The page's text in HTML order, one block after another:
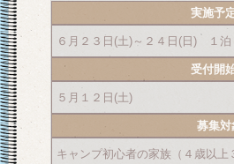
実施予
６月２３日(土)～２４日(日) １泊
受付開
５月１２日(土)
募集対
キャンプ初心者の家族（４歳以上